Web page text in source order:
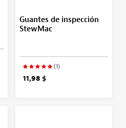
Guantes de inspección
StewMac
(1)
11,98 $